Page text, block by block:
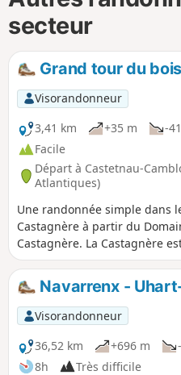
secteur
Grand tour du
Visorandonneur
3,41 km
+35 m -
Facile
Départ à Castetnau-
Atlantiques)
Une randonnée simple dans
Castagnère à partir du
Castagnère. La Castagnère
poêle à marrons, à
conclurez que ce bois est
composé de marronniers, de
pas que…
Navarrenx -
Visorandonneur
36,52 km
+696 m
8h
Très difficile